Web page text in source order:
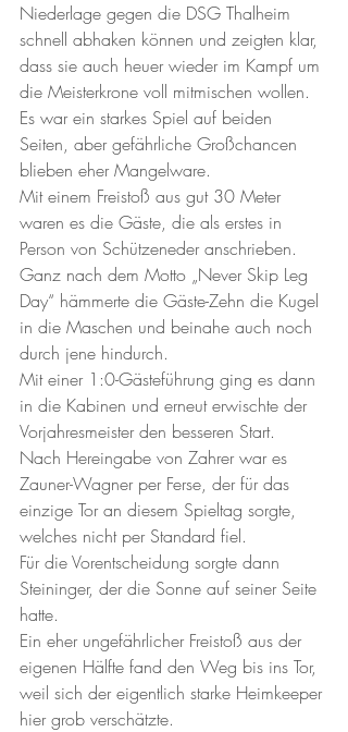
Niederlage gegen die DSG Thalheim
schnell abhaken können und zeigten klar,
dass sie auch heuer wieder im Kampf um
die Meisterkrone voll mitmischen wollen.
Es war ein starkes Spiel auf beiden
Seiten, aber gefährliche Großchancen
blieben eher Mangelware.
Mit einem Freistoß aus gut 30 Meter
waren es die Gäste, die als erstes in
Person von Schützeneder anschrieben.
Ganz nach dem Motto „Never Skip Leg
Day“ hämmerte die Gäste-Zehn die Kugel
in die Maschen und beinahe auch noch
durch jene hindurch.
Mit einer 1:0-Gästeführung ging es dann
in die Kabinen und erneut erwischte der
Vorjahresmeister den besseren Start.
Nach Hereingabe von Zahrer war es
Zauner-Wagner per Ferse, der für das
einzige Tor an diesem Spieltag sorgte,
welches nicht per Standard fiel.
Für die Vorentscheidung sorgte dann
Steininger, der die Sonne auf seiner Seite
hatte.
Ein eher ungefährlicher Freistoß aus der
eigenen Hälfte fand den Weg bis ins Tor,
weil sich der eigentlich starke Heimkeeper
hier grob verschätzte.